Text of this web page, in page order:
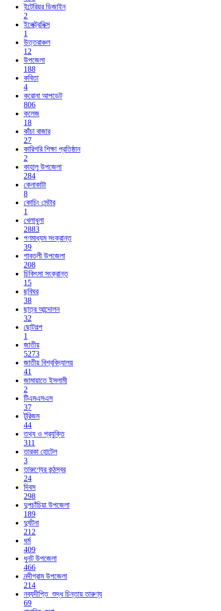
ইন্টেরিয়র ডিজাইন
2
ইলেক্ট্রনিক্স
1
উত্তরাঞ্চল
12
উপজেলা
188
কবিতা
4
করোনা আপডেট
806
কলেজ
18
কাঁচা বাজার
27
কারিগরি শিক্ষা প্রতিষ্ঠান
2
কাহালু উপজেলা
284
কেনাকাটা
8
কোচিং সেন্টার
1
খেলাধুলা
2883
গণমাধ্যম সংক্রান্ত
39
গাবতলী উপজেলা
208
চিকিৎসা সংক্রান্ত
15
ছবিঘর
38
ছাত্র আন্দোলন
32
ছোটগল্প
1
জাতীয়
5273
জাতীয় বিশ্ববিদ্যালয়
41
জামায়াতে ইসলামী
2
টিএমএসএস
37
টুরিজম
44
তথ্য ও প্রযুক্তি
311
তারকা হোটেল
3
তারুণ্যের কন্ঠস্বর
24
দিবস
298
দুপচাঁচিয়া উপজেলা
189
দুর্ঘটনা
212
ধর্ম
409
ধুনট উপজেলা
466
নন্দীগ্রাম উপজেলা
214
নব্যদীপ্তি_শুদ্ধ চিন্তায় তারুণ্য
69